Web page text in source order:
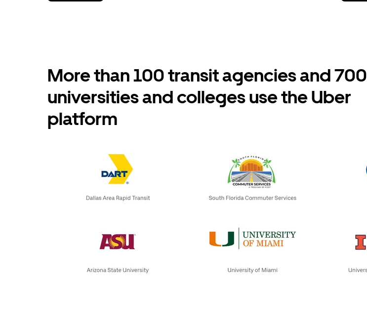
More than 100 transit agencies and 700
universities and colleges use the Uber
platform